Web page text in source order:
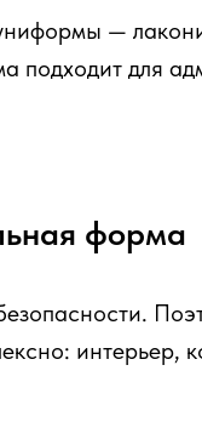
—
подходит для
форма
интерьер,